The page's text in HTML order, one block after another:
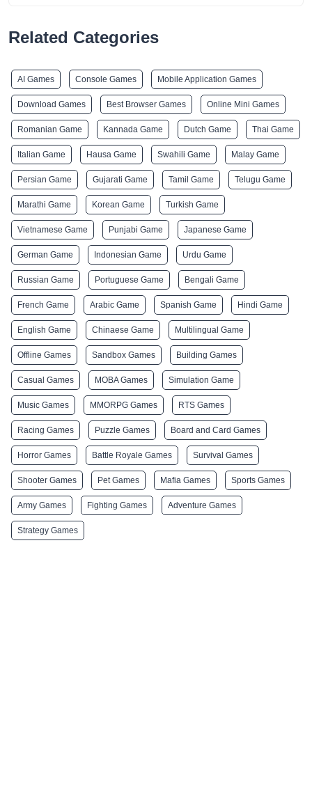
Related Categories
AI Games Console Games Mobile Application Games
Download Games Best Browser Games Online Mini Games
Romanian Game Kannada Game Dutch Game Thai Game
Italian Game Hausa Game Swahili Game Malay Game
Persian Game Gujarati Game Tamil Game Telugu Game
Marathi Game Korean Game Turkish Game
Vietnamese Game Punjabi Game Japanese Game
German Game Indonesian Game Urdu Game
Russian Game Portuguese Game Bengali Game
French Game Arabic Game Spanish Game Hindi Game
English Game Chinaese Game Multilingual Game
Offline Games Sandbox Games Building Games
Casual Games MOBA Games Simulation Game
Music Games MMORPG Games RTS Games
Racing Games Puzzle Games Board and Card Games
Horror Games Battle Royale Games Survival Games
Shooter Games Pet Games Mafia Games Sports Games
Army Games Fighting Games Adventure Games
Strategy Games